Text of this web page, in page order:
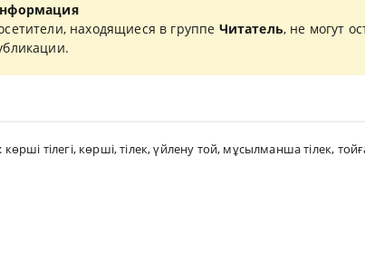
находящиеся в группе Читатель, не могут
көрші тілегі, көрші,тілек,үйлену той, мұсылманша тілек,